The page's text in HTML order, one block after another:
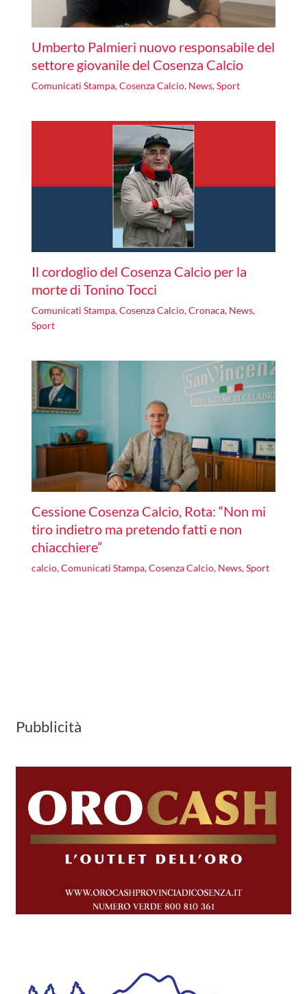
Umberto Palmieri nuovo responsabile del
settore giovanile del Cosenza Calcio
Comunicati Stampa,Cosenza Calcio, News,Sport
Il cordoglio del Cosenza Calcio per la
morte di Tonino Tocci
Comunicati Stampa,Cosenza Calcio,Cronaca, News,
Sport
Cessione Cosenza Calcio, Rota: “Non mi
tiro indietro ma pretendo fatti e non
chiacchiere”
calcio,Comunicati Stampa,Cosenza Calcio, News,Sport
Pubblicità